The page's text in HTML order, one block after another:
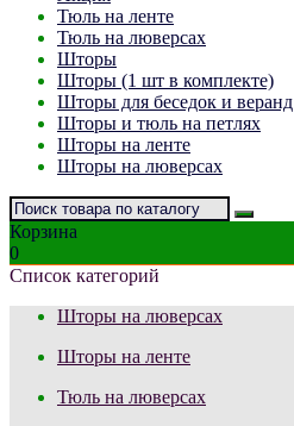
Тюль на ленте
Тюль на люверсах
Шторы
Шторы (1 шт в комплекте)
Шторы для беседок и веранд
Шторы и тюль на петлях
Шторы на ленте
Шторы на люверсах
Корзина
0
Список категорий
Шторы на люверсах
Шторы на ленте
Тюль на люверсах